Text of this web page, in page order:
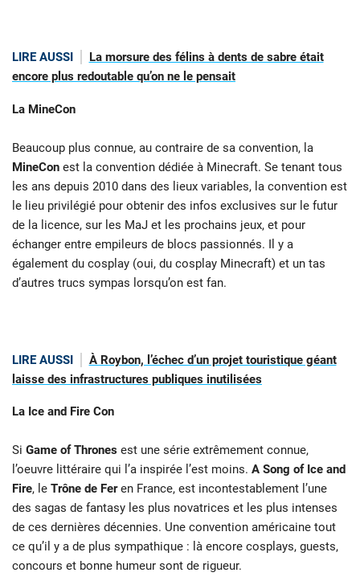
LIRE AUSSI
La morsure des félins à dents de sabre était
encore plus redoutable qu’on ne le pensait
La MineCon
Beaucoup plus connue, au contraire de sa convention, la
MineCon est la convention dédiée à Minecraft. Se tenant tous
les ans depuis 2010 dans des lieux variables, la convention est
le lieu privilégié pour obtenir des infos exclusives sur le futur
de la licence, sur les MaJ et les prochains jeux, et pour
échanger entre empileurs de blocs passionnés. Il y a
également du cosplay (oui, du cosplay Minecraft) et un tas
d’autres trucs sympas lorsqu’on est fan.
LIRE AUSSI
À Roybon, l’échec d’un projet touristique géant
laisse des infrastructures publiques inutilisées
La Ice and Fire Con
Si Game of Thrones est une série extrêmement connue,
l’oeuvre littéraire qui l’a inspirée l’est moins. A Song of Ice and
Fire, le Trône de Feren France, est incontestablement l’une
des sagas de fantasy les plus novatrices et les plus intenses
de ces dernières décennies. Une convention américaine tout
ce qu’il y a de plus sympathique : là encore cosplays, guests,
concours et bonne humeur sont de rigueur.